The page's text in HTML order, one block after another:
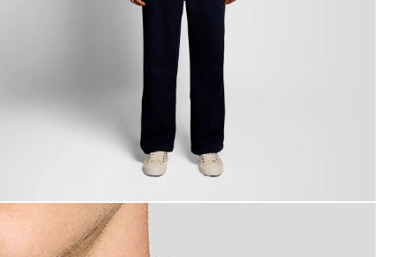
Mann trägt ein Baumwoll-Poloshirt in den Everglades